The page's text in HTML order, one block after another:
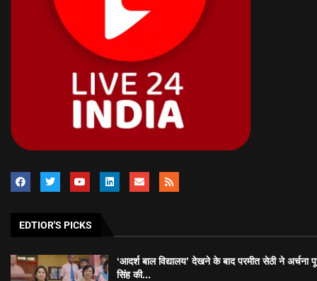
EDTIOR'S PICKS
‘आदर्श बाल विद्यालय’ देखने के बाद परमीत सेठी ने अर्चना
सिंह की...